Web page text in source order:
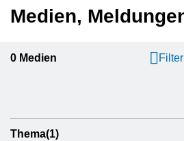
Medien,
0 Medien Filter
Thema(1)